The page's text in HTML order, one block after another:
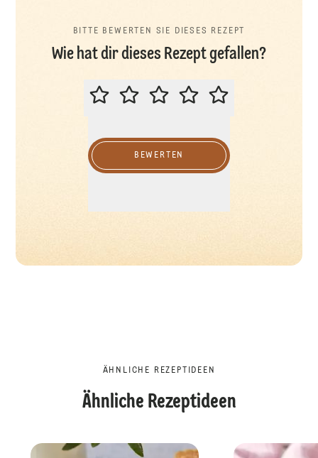
BITTE BEWERTEN SIE DIESES REZEPT
Wie hat dir dieses Rezept gefallen?
BITTE BEWERTEN SIE DIESES
BEWERTEN
ÄHNLICHE REZEPTIDEEN
Ähnliche Rezeptideen